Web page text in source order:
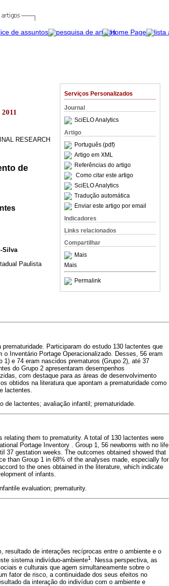
Serviços Personalizados
Journal
SciELO Analytics
Artigo
Português (pdf)
Artigo em XML
Referências do artigo
Como citar este artigo
SciELO Analytics
Tradução automática
Enviar este artigo por email
Indicadores
Links relacionados
Compartilhar
Mais
Mais
Permalink
RESEARCH
de
Silva
Paulista
Participaram do estudo 130 lactentes que
Inventário Portage Operacionalizado. Desses, 56 eram
e 74 eram nascidos prematuros (Grupo 2), até 37
do Grupo 2 apresentaram desempenhos
com destaque para as áreas de desenvolvimento
obtidos na literatura que apontam a prematuridade como
lactentes.
de lactentes; avaliação infantil; prematuridade.
them to prematurity. A total of 130 lactentes were
Portage Inventory . Group 1, 56 newborns with no life
37 gestation weeks. The outcomes obtained showed that
than Group 1 in 68% of the analyses made, especially for
to the ones obtained in the literature, which indicate
of infants.
evaluation; prematurity.
resultado de interações recíprocas entre o ambiente e o
sistema indivíduo-ambiente1
. Nessa perspectiva, as
e culturais que agem simultaneamente sobre o
fator de risco, a continuidade dos seus efeitos no
da interação do indivíduo com o ambiente e